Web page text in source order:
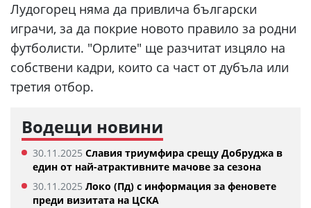
Лудогорец няма да привлича български
играчи, за да покрие новото правило за родни
футболисти. "Орлите" ще разчитат изцяло на
собствени кадри, които са част от дубъла или
третия отбор.
Водещи новини
30.11.2025 Славия триумфира срещу Добруджа в
един от най-атрактивните мачове за сезона
30.11.2025 Локо (Пд) с информация за феновете
преди визитата на ЦСКА